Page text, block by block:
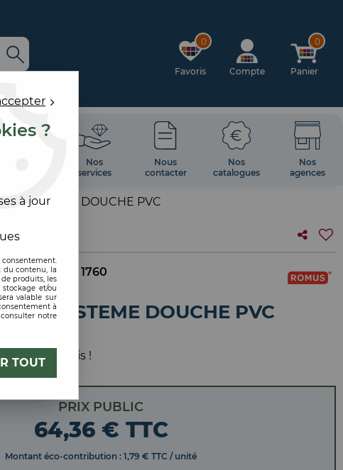
0
Favoris Compte
0
Panier
Nos
services
Nous
contacter
Nos
catalogues
Nos
agences
SYSTEME DOUCHE PVC
interne : 1760
SYSTEME DOUCHE PVC
votre avis !
PRIX PUBLIC
64,36 € TTC
Montant éco-contribution : 1,79 € TTC / unité
?
à jour
du contenu, la
produits, les
et/ou
valable sur
à
notre
TOUT